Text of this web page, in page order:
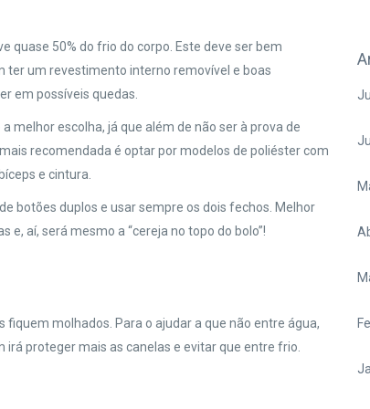
quase 50% do frio do corpo. Este deve ser bem
ter um revestimento interno removível e boas
em possíveis quedas.
melhor escolha, já que além de não ser à prova de
recomendada é optar por modelos de poliéster com
e cintura.
botões duplos e usar sempre os dois fechos. Melhor
aí, será mesmo a “cereja no topo do bolo”!
molhados. Para o ajudar a que não entre água,
proteger mais as canelas e evitar que entre frio.